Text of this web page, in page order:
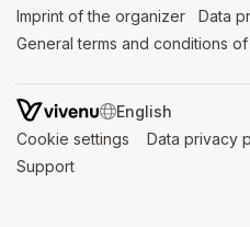
Imprint of the organizer (opens
Data
General terms and conditions
SWITCH
Cookie settings (opens in a
Data privacy
Support